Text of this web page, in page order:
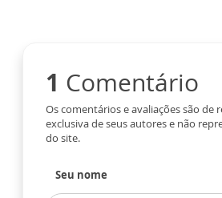
1 Comentário
Os comentários e avaliações são de
exclusiva de seus autores e não
do site.
Seu nome